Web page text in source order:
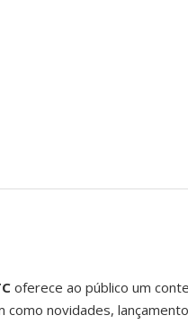
oferece ao público um
como novidades,